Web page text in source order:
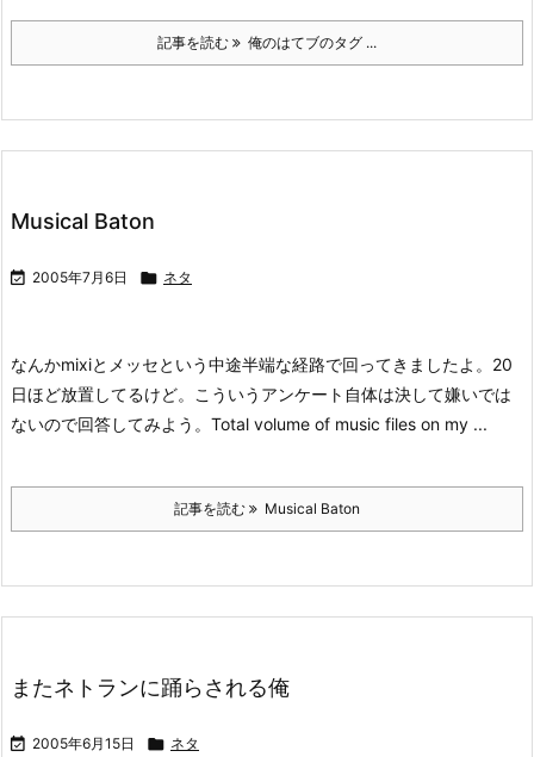
記事を読む 俺のはてブのタグ ...
Musical Baton
 2005年7月6日  ネタ
なんかmixiとメッセという中途半端な経路で回ってきましたよ。20
日ほど放置してるけど。
こういうアンケート自体は決して嫌いでは
ないので回答してみよう。 Total volume of music files on my ...
記事を読む Musical Baton
またネトランに踊らされる俺
 2005年6月15日  ネタ